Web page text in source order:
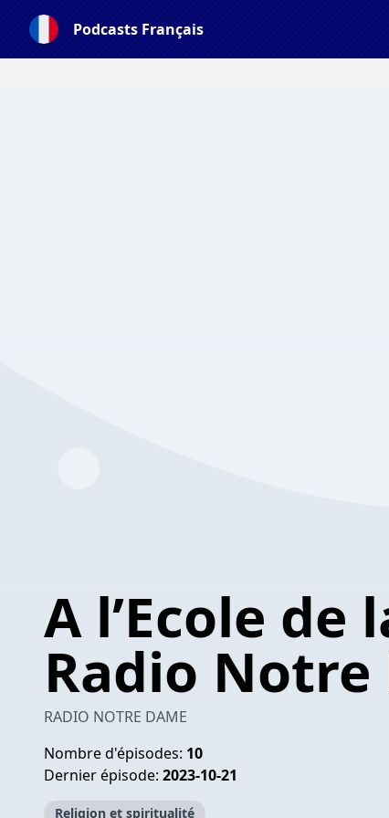
Podcasts Français
A l’Ecole de
Radio Notre
RADIO NOTRE DAME
Nombre d'épisodes: 10
Dernier épisode: 2023-10-21
Religion et spiritualité